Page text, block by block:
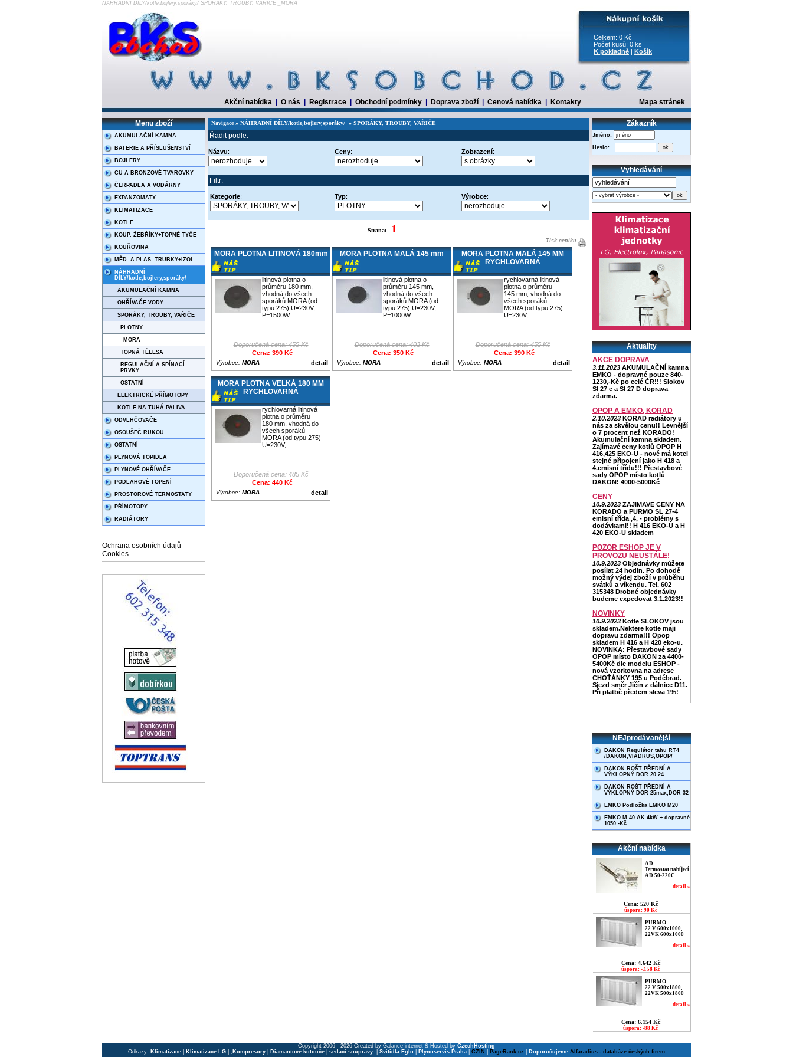
NÁHRADNÍ DÍLY/kotle,bojlery,sporáky/ SPORÁKY, TROUBY, VAŘIČE _MORA
Celkem: 0 Kč
Počet kusů: 0 ks
K pokladně | Košík
Akční nabídka O nás Registrace Obchodní podmínky Doprava zboží Cenová nabídka Kontakty Mapa stránek
Menu zboží
AKUMULAČNÍ KAMNA
BATERIE A PŘÍSLUŠENSTVÍ
BOJLERY
CU A BRONZOVÉ TVAROVKY
ČERPADLA A VODÁRNY
EXPANZOMATY
KLIMATIZACE
KOTLE
KOUP. ŽEBŘÍKY+TOPNÉ TYČE
KOUŘOVINA
MĚD. A PLAS. TRUBKY+IZOL.
NÁHRADNÍ
DÍLY/kotle,bojlery,sporáky/
AKUMULAČNÍ KAMNA
OHŘÍVAČE VODY
SPORÁKY, TROUBY, VAŘIČE
PLOTNY
MORA
TOPNÁ TĚLESA
REGULAČNÍ A SPÍNACÍ
PRVKY
OSTATNÍ
ELEKTRICKÉ PŘÍMOTOPY
KOTLE NA TUHÁ PALIVA
ODVLHČOVAČE
OSOUŠEČ RUKOU
OSTATNÍ
PLYNOVÁ TOPIDLA
PLYNOVÉ OHŘÍVAČE
PODLAHOVÉ TOPENÍ
PROSTOROVÉ TERMOSTATY
PŘÍMOTOPY
RADIÁTORY
Ochrana osobních údajů
Cookies
Navigace » NÁHRADNÍ DÍLY/kotle,bojlery,sporáky/ » SPORÁKY, TROUBY, VAŘIČE
Řadit podle:
Názvu: Ceny: Zobrazení:
Filtr:
Kategorie: Typ: Výrobce:
Strana: 1
Tisk ceníku
MORA PLOTNA LITINOVÁ 180mm
litinová plotna o
průměru 180 mm,
vhodná do všech
sporáků MORA (od
typu 275) U=230V,
P=1500W
Doporučená cena: 455 Kč
Cena: 390 Kč
detail
Výrobce: MORA
MORA PLOTNA MALÁ 145 mm
litinová plotna o
průměru 145 mm,
vhodná do všech
sporáků MORA (od
typu 275) U=230V,
P=1000W
Doporučená cena: 403 Kč
Cena: 350 Kč
detail
Výrobce: MORA
MORA PLOTNA MALÁ 145 MM
RYCHLOVARNÁ
rychlovarná litinová
plotna o průměru
145 mm, vhodná do
všech sporáků
MORA (od typu 275)
U=230V,
Doporučená cena: 455 Kč
Cena: 390 Kč
detail
Výrobce: MORA
MORA PLOTNA VELKÁ 180 MM
RYCHLOVARNÁ
rychlovarná litinová
plotna o průměru
180 mm, vhodná do
všech sporáků
MORA (od typu 275)
U=230V,
Doporučená cena: 485 Kč
Cena: 440 Kč
detail
Výrobce: MORA
Zákazník
Jméno:
Heslo:
Vyhledávání
Aktuality
AKCE DOPRAVA
3.11.2023 AKUMULAČNÍ kamna
EMKO - dopravné pouze 840-
1230,-Kč po celé ČR!!! Slokov
Sl 27 e a Sl 27 D doprava
zdarma.
OPOP A EMKO, KORAD
2.10.2023 KORAD radiátory u
nás za skvělou cenu!! Levnější
o 7 procent než KORADO!
Akumulační kamna skladem.
Zajímavé ceny kotlů OPOP H
416,425 EKO-U - nově má kotel
stejné připojení jako H 418 a
4.emisní třídu!!! Přestavbové
sady OPOP místo kotlů
DAKON! 4000-5000Kč
CENY
10.9.2023 ZAJIMAVE CENY NA
KORADO a PURMO SL 27-4
emisní třída ,4, - problémy s
dodávkami!! H 416 EKO-U a H
420 EKO-U skladem
POZOR ESHOP JE V
PROVOZU NEUSTÁLE!
10.9.2023 Objednávky můžete
posílat 24 hodin. Po dohodě
možný výdej zboží v průběhu
svátků a víkendu. Tel. 602
315348 Drobné objednávky
budeme expedovat 3.1.2023!!
NOVINKY
10.9.2023 Kotle SLOKOV jsou
skladem.Nektere kotle maji
dopravu zdarma!!! Opop
skladem H 416 a H 420 eko-u.
NOVINKA: Přestavbové sady
OPOP místo DAKON za 4400-
5400Kč dle modelu ESHOP -
nová vzorkovna na adrese
CHOŤÁNKY 195 u Poděbrad.
Sjezd směr Jičín z dálnice D11.
Při platbě předem sleva 1%!
NEJprodávanější
DAKON Regulátor tahu RT4
/DAKON,VIADRUS,OPOP/
DAKON ROŠT PŘEDNÍ A
VÝKLOPNÝ DOR 20,24
DAKON ROŠT PŘEDNÍ A
VÝKLOPNÝ DOR 25max,DOR 32
EMKO Podložka EMKO M20
EMKO M 40 AK 4kW + dopravné
1050,-Kč
Akční nabídka
AD
Termostat nabíjecí
AD 50-220C
detail »
Cena: 520 Kč
úspora: 90 Kč
PURMO
22 V 600x1000,
22VK 600x1000
detail »
Cena: 4.642 Kč
úspora: -.158 Kč
PURMO
22 V 500x1800,
22VK 500x1800
detail »
Cena: 6.154 Kč
úspora: -88 Kč
Copyright 2006 - 2026 Created by Galance internet & Hosted by CzechHosting
Odkazy: Klimatizace Klimatizace LG | ; Kompresory Diamantové kotouče sedací soupravy Svítidla Eglo Plynoservis Praha CZIN PageRank.cz Doporučujeme Alfaradius - databáze českých firem